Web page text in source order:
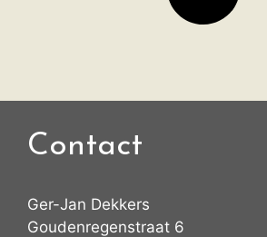
Contact
Ger-Jan Dekkers
Goudenregenstraat 6